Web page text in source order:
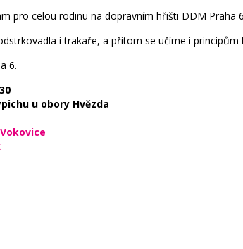
pro celou rodinu na dopravním hřišti DDM Praha
i trakaře, a přitom se učíme i
6.
u obory Hvězda
Vokovice